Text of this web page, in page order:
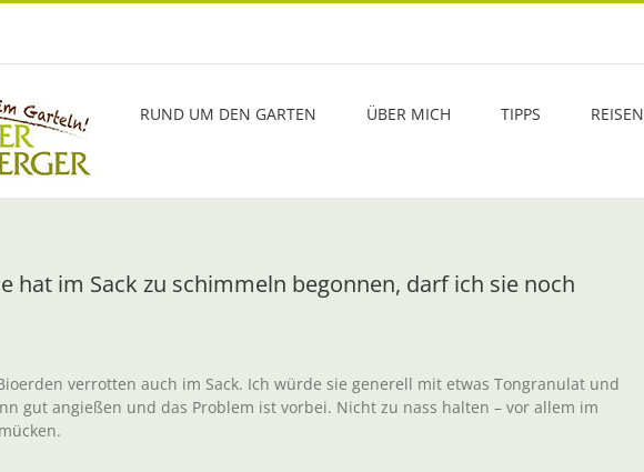
RUND UM DEN GARTEN ÜBER MICH TIPPS REISEN
hat im Sack zu schimmeln begonnen, darf ich sie noch
verrotten auch im Sack. Ich würde sie generell mit etwas Tongranulat und
gut angießen und das Problem ist vorbei. Nicht zu nass halten – vor allem im